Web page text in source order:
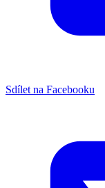
Sdílet na Facebooku